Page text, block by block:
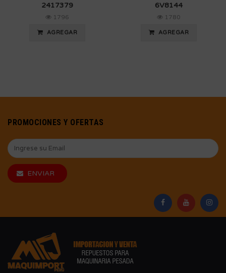
2417379
1796
AGREGAR
6V8144
1780
AGREGAR
PROMOCIONES Y OFERTAS
ENVIAR